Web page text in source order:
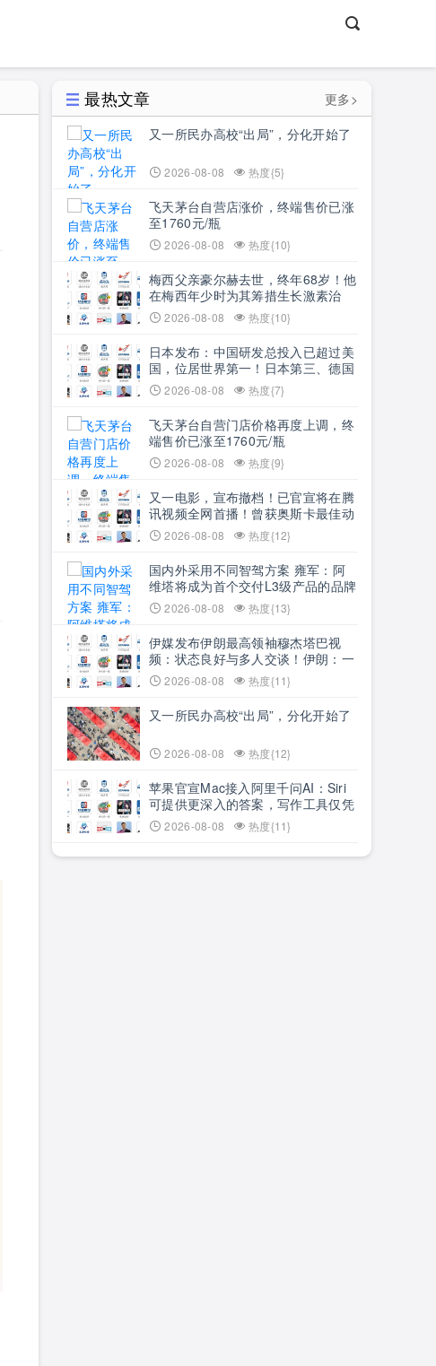
最热文章
更多>
又一所民办高校“出局”，分化开始了
2026-08-08 热度{5}
飞天茅台自营店涨价，终端售价已涨
至1760元/瓶
2026-08-08 热度{10}
梅西父亲豪尔赫去世，终年68岁！他
在梅西年少时为其筹措生长激素治
疗，长期担任其经纪人，一路陪伴梅
西成为“球王”
2026-08-08 热度{10}
日本发布：中国研发总投入已超过美
国，位居世界第一！日本第三、德国
第四、韩国第五，日媒：中国在全球
科研领域的领先地位已毋庸置疑
2026-08-08 热度{7}
飞天茅台自营门店价格再度上调，终
端售价已涨至1760元/瓶
2026-08-08 热度{9}
又一电影，宣布撤档！已官宣将在腾
讯视频全网首播！曾获奥斯卡最佳动
画长片，豆瓣评分8.5
2026-08-08 热度{12}
国内外采用不同智驾方案 雍军：阿
维塔将成为首个交付L3级产品的品牌
2026-08-08 热度{13}
伊媒发布伊朗最高领袖穆杰塔巴视
频：状态良好与多人交谈！伊朗：一
旦美国接受伊朗的条件，霍尔木兹必
将重新开放
2026-08-08 热度{11}
又一所民办高校“出局”，分化开始了
2026-08-08 热度{12}
苹果官宣Mac接入阿里千问AI：Siri
可提供更深入的答案，写作工具仅凭
描述即可创作文本或图像！相关功能
仅限中国大陆地区
2026-08-08 热度{11}